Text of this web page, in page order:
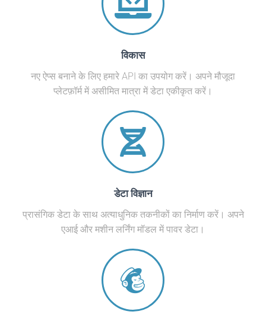
विकास
नए ऐप्स बनाने के लिए हमारे API का उपयोग करें। अपने मौजूदा
प्लेटफ़ॉर्म में असीमित मात्रा में डेटा एकीकृत करें।
डेटा विज्ञान
प्रासंगिक डेटा के साथ अत्याधुनिक तकनीकों का निर्माण करें। अपने
एआई और मशीन लर्निंग मॉडल में पावर डेटा।